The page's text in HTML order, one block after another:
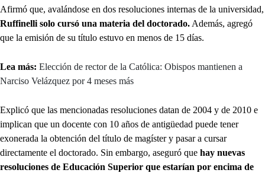
Afirmó que, avalándose en dos resoluciones internas de la universidad,
Ruffinelli solo cursó una materia del doctorado. Además, agregó
que la emisión de su título estuvo en menos de 15 días.
Lea más: Elección de rector de la Católica: Obispos mantienen a
Narciso Velázquez por 4 meses más
Explicó que las mencionadas resoluciones datan de 2004 y de 2010 e
implican que un docente con 10 años de antigüedad puede tener
exonerada la obtención del título de magíster y pasar a cursar
directamente el doctorado. Sin embargo, aseguró que hay nuevas
resoluciones de Educación Superior que estarían por encima de